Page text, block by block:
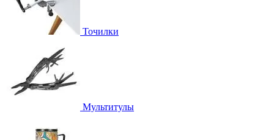
Точилки
Мультитулы